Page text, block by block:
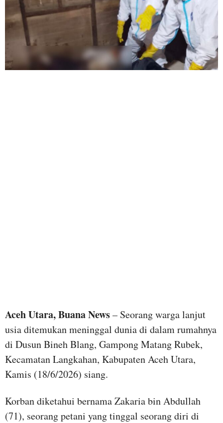
Aceh Utara, Buana News– Seorang warga lanjut
usia ditemukan meninggal dunia di dalam rumahnya
di Dusun Bineh Blang, Gampong Matang Rubek,
Kecamatan Langkahan, Kabupaten Aceh Utara,
Kamis (18/6/2026) siang.
Korban diketahui bernama Zakaria bin Abdullah
(71), seorang petani yang tinggal seorang diri di